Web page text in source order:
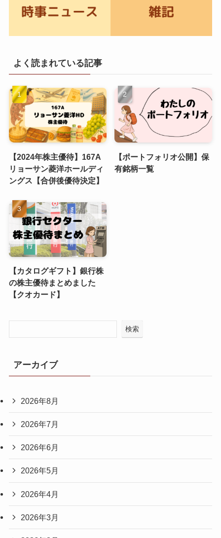
よく読まれている記事
【2024年株主優待】167A
リョーサン菱洋ホールディ
ングス【合併後優待決定】
【ポートフォリオ公開】保
有銘柄一覧
【カタログギフト】銀行株
の株主優待まとめました
【クオカード】
検索
アーカイブ
2026年8月
2026年7月
2026年6月
2026年5月
2026年4月
2026年3月